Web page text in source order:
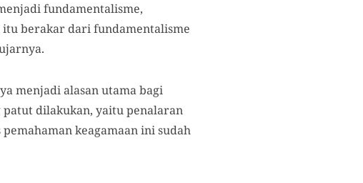
fundamentalisme,
itu berakar dari fundamentalisme
menjadi alasan utama bagi
patut dilakukan, yaitu penalaran
keagamaan ini sudah